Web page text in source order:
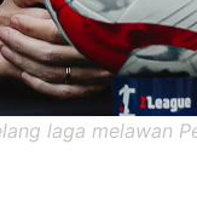
laga melawan